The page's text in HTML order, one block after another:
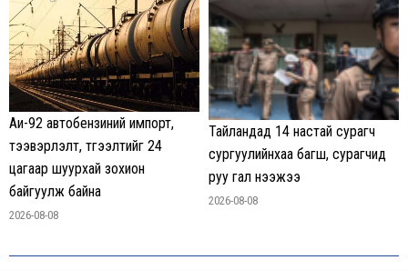
Аи-92 автобензиний импорт,
тээвэрлэлт, түгээлтийг 24
цагаар шуурхай зохион
байгуулж байна
2026-08-08
Тайландад 14 настай сурагч
сургуулийнхаа багш, сурагчид
руу гал нээжээ
2026-08-08